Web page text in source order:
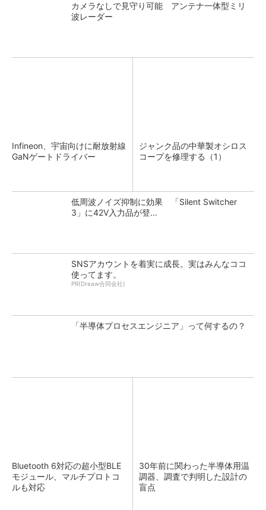
カメラなしで見守り可能 アンテナ一体型ミリ
波レーダー
Infineon、宇宙向けに耐放射線
GaNゲートドライバー
ジャンク品の中華製オシロス
コープを修理する（1）
低周波ノイズ抑制に効果 「Silent Switcher
3」に42V入力品が登...
SNSアカウントを着実に成長。実はみんなココ
使ってます。
PR(Dreaw合同会社)
「半導体プロセスエンジニア」って何するの？
Bluetooth 6対応の超小型BLE
モジュール、マルチプロトコ
ルも対応
30年前に関わった半導体用温
調器、調査で判明した設計の
盲点